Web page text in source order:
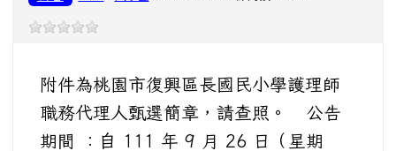
附件為桃園市復興區長國民小學護理師
職務代理人甄選簡章，請查照。 公告
期間 ：自 111 年 9 月 26 日（星期